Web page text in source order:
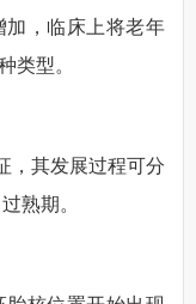
加，临床上将老年
类型。
，其发展过程可分
熟期。